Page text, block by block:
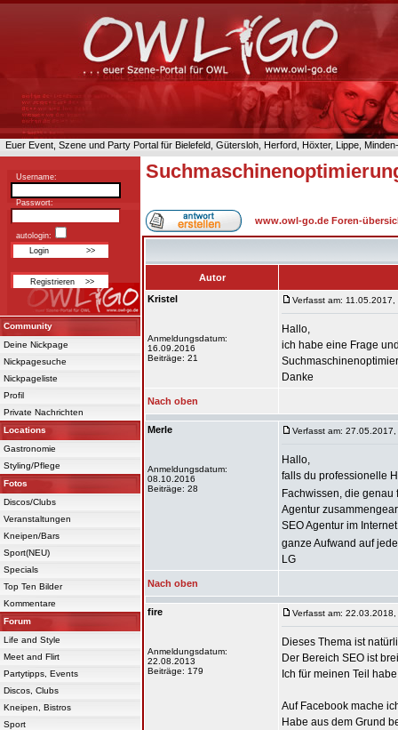
Euer Event, Szene und Party Portal für Bielefeld, Gütersloh, Herford, Höxter, Lippe,
Username:
Passwort:
autologin:
Community
Deine Nickpage
Nickpagesuche
Nickpageliste
Profil
Private Nachrichten
Locations
Gastronomie
Styling/Pflege
Fotos
Discos/Clubs
Veranstaltungen
Kneipen/Bars
Sport(NEU)
Specials
Top Ten Bilder
Kommentare
Forum
Life and Style
Meet and Flirt
Partytipps, Events
Discos, Clubs
Kneipen, Bistros
Sport
www.owl-go.de Foren-
Autor
Kristel
Anmeldungsdatum:
16.09.2016
Beiträge: 21
Verfasst am: 11.05.2017,
Hallo,
ich habe eine Frage
Danke
Nach oben
Merle
Anmeldungsdatum:
08.10.2016
Beiträge: 28
Verfasst am:
Hallo,
falls du professionelle
Fachwissen, die
Agentur
SEO Agentur im
ganze Aufwand auf
LG
Nach oben
fire
Anmeldungsdatum:
22.08.2013
Beiträge: 179
Verfasst am:
Dieses Thema ist
Der Bereich SEO ist
Ich für meinen Teil
Auf Facebook mache
Habe aus dem Grund